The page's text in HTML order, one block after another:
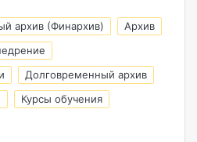
архив (Финархив)
Архив
Долговременный архив
Курсы обучения